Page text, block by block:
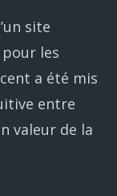
site
les
a été mis
entre
valeur de la